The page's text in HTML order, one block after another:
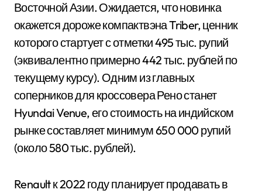
Восточной Азии. Ожидается, что новинка
окажется дороже компактвэна Triber, ценник
которого стартует с отметки 495 тыс. рупий
(эквивалентно примерно 442 тыс. рублей по
текущему курсу). Одним из главных
соперников для кроссовера Рено станет
Hyundai Venue, его стоимость на индийском
рынке составляет минимум 650 000 рупий
(около 580 тыс. рублей).
Renault к 2022 году планирует продавать в